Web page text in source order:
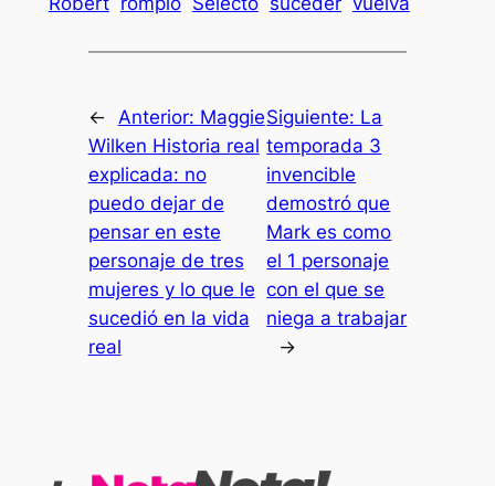
← Anterior: Maggie
Wilken Historia real
explicada: no
puedo dejar de
pensar en este
personaje de tres
mujeres y lo que le
sucedió en la vida
real
Siguiente: La
temporada 3
invencible
demostró que
Mark es como
el 1 personaje
con el que se
niega a trabajar
→